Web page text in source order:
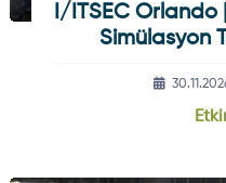
I/ITSEC Orlando
Simülasyon